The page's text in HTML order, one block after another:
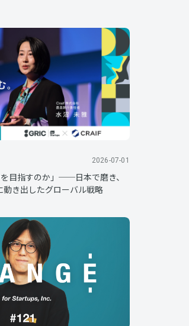
2026-07-01
目指すのか」──日本で磨き、
き出したグローバル戦略